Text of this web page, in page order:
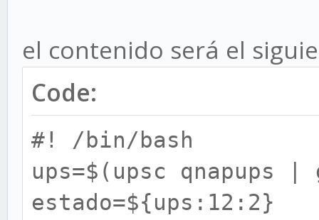
el contenido será el
Code:
#! /bin/bash
ups=$(upsc qnapups
estado=${ups:12:2}